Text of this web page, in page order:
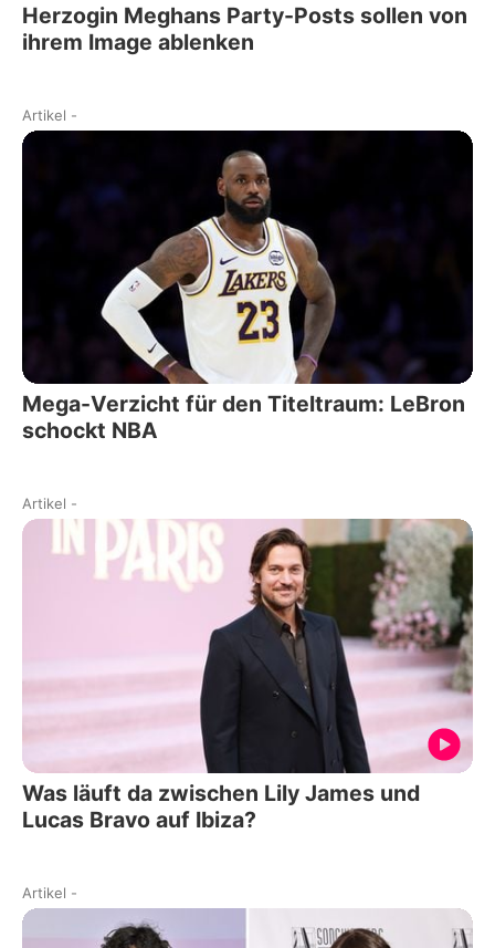
Herzogin Meghans Party-Posts sollen von
ihrem Image ablenken
Artikel -
Mega-Verzicht für den Titeltraum: LeBron
schockt NBA
Artikel -
Was läuft da zwischen Lily James und
Lucas Bravo auf Ibiza?
Artikel -